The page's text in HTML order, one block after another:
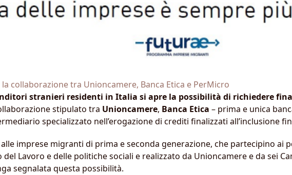
collaborazione tra Unioncamere, Banca Etica e PerMicro
stranieri residenti in Italia si apre la possibilità di richiedere
stipulato tra Unioncamere, Banca Etica – prima e unica
specializzato nell’erogazione di crediti finalizzati all’inclusione
alle imprese migranti di prima e seconda generazione, che partecipino
Lavoro e delle politiche sociali e realizzato da Unioncamere e da sei
segnalata questa possibilità.